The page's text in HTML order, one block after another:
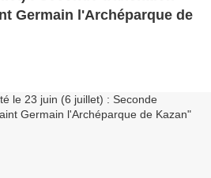
Germain l'Archéparque de